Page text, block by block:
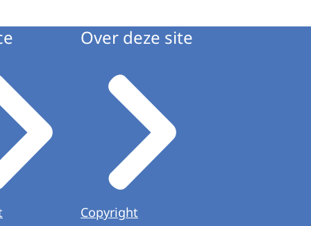
Over deze site
Copyright